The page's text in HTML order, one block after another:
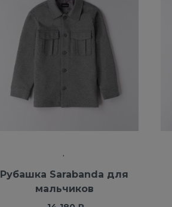
Рубашка Sarabanda для
мальчиков